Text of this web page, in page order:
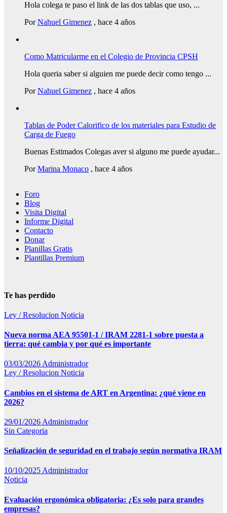
Hola colega te paso el link de las dos tablas que uso, ...
PorNahuel Gimenez , hace 4 años
Como Matricularme en el Colegio de Provincia CPSH
Hola queria saber si alguien me puede decir como tengo ...
PorNahuel Gimenez , hace 4 años
Tablas de Poder Calorifico de los materiales para Estudio de
Carga de Fuego
Buenas Estimados Colegas aver si alguno me puede ayudar...
PorMarina Monaco , hace 4 años
Foro
Blog
Visita Digital
Informe Digital
Contacto
Donar
Planillas Gratis
Plantillas Premium
Te has perdido
Ley / Resolucion Noticia
Nueva norma AEA 95501-1 / IRAM 2281-1 sobre puesta a
tierra: qué cambia y por qué es importante
03/03/2026 Administrador
Ley / Resolucion Noticia
Cambios en el sistema de ART en Argentina: ¿qué viene en
2026?
29/01/2026 Administrador
Sin Categoria
Señalización de seguridad en el trabajo según normativa IRAM
10/10/2025 Administrador
Noticia
Evaluación ergonómica obligatoria: ¿Es solo para grandes
empresas?